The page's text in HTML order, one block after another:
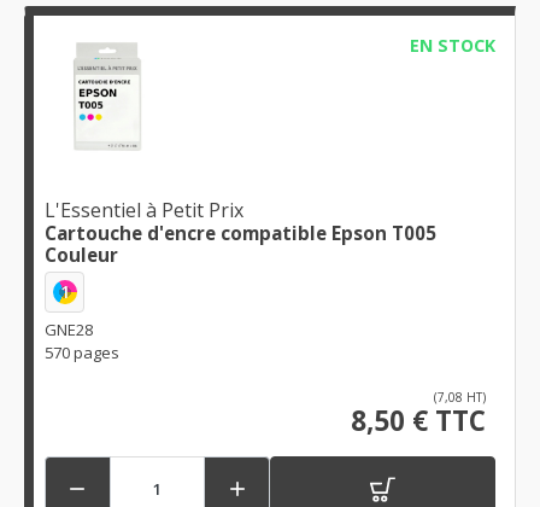
EN STOCK
L'Essentiel à Petit Prix
Cartouche d'encre compatible Epson T005
Couleur
1
GNE28
570 pages
(7,08 HT)
8,50 € TTC
 